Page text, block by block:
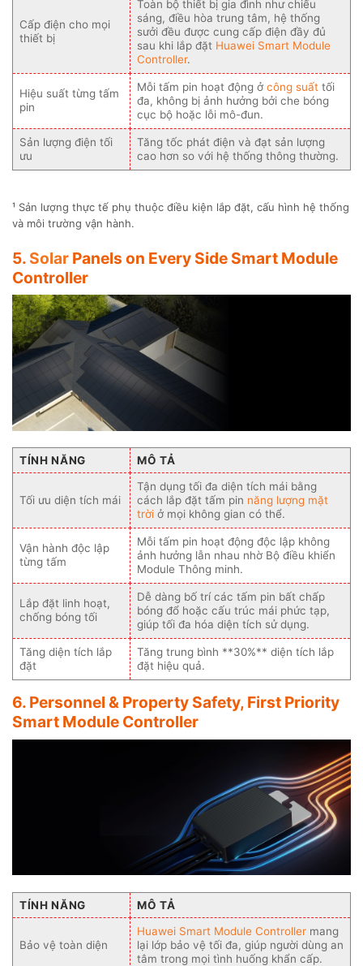
Cấp điện cho mọi
thiết bị
Toàn bộ thiết bị gia đình như chiếu
sáng, điều hòa trung tâm, hệ thống
sưởi đều được cung cấp điện đầy đủ
sau khi lắp đặt Huawei Smart Module
Controller.
Hiệu suất từng tấm
pin
Mỗi tấm pin hoạt động ở công suất tối
đa, không bị ảnh hưởng bởi che bóng
cục bộ hoặc lỗi mô-đun.
Sản lượng điện tối
ưu
Tăng tốc phát điện và đạt sản lượng
cao hơn so với hệ thống thông thường.
¹ Sản lượng thực tế phụ thuộc điều kiện lắp đặt, cấu hình hệ thống
và môi trường vận hành.
5. Solar Panels on Every Side Smart Module
Controller
TÍNH NĂNG MÔ TẢ
Tối ưu diện tích mái
Tận dụng tối đa diện tích mái bằng
cách lắp đặt tấm pin năng lượng mặt
trời ở mọi không gian có thể.
Vận hành độc lập
từng tấm
Mỗi tấm pin hoạt động độc lập không
ảnh hưởng lẫn nhau nhờ Bộ điều khiển
Module Thông minh.
Lắp đặt linh hoạt,
chống bóng tối
Dễ dàng bố trí các tấm pin bất chấp
bóng đổ hoặc cấu trúc mái phức tạp,
giúp tối đa hóa diện tích sử dụng.
Tăng diện tích lắp
đặt
Tăng trung bình **30%** diện tích lắp
đặt hiệu quả.
6. Personnel & Property Safety, First Priority
Smart Module Controller
TÍNH NĂNG MÔ TẢ
Bảo vệ toàn diện
Huawei Smart Module Controller mang
lại lớp bảo vệ tối đa, giúp người dùng an
tâm trong mọi tình huống khẩn cấp.